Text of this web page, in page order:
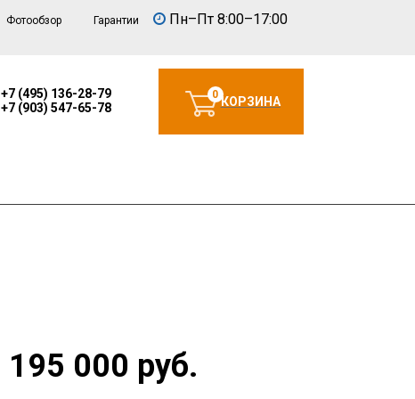
Фотообзор Гарантии Пн–Пт 8:00–17:00
+7 (495) 136-28-79
+7 (903) 547-65-78
0КОРЗИНА
195 000 руб.